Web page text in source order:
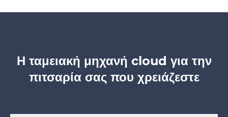
Ινστιτούτο αισθητικής
Η ταμειακή μηχανή cloud για την
πιτσαρία σας που χρειάζεστε